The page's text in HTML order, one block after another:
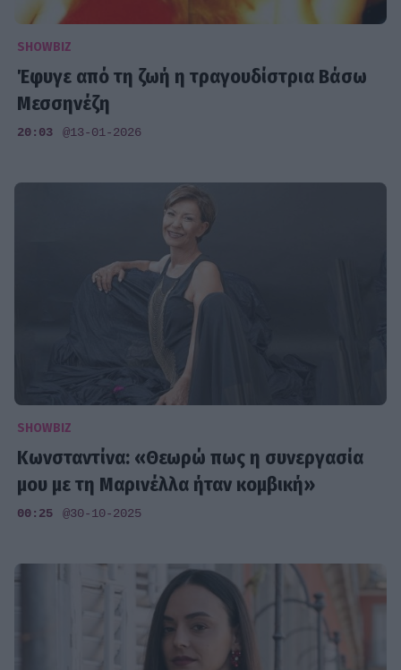
SHOWBIZ
Έφυγε από τη ζωή η τραγουδίστρια Βάσω
Μεσσηνέζη
20:03 @13-01-2026
SHOWBIZ
Κωνσταντίνα: «Θεωρώ πως η συνεργασία
μου με τη Μαρινέλλα ήταν κομβική»
00:25 @30-10-2025